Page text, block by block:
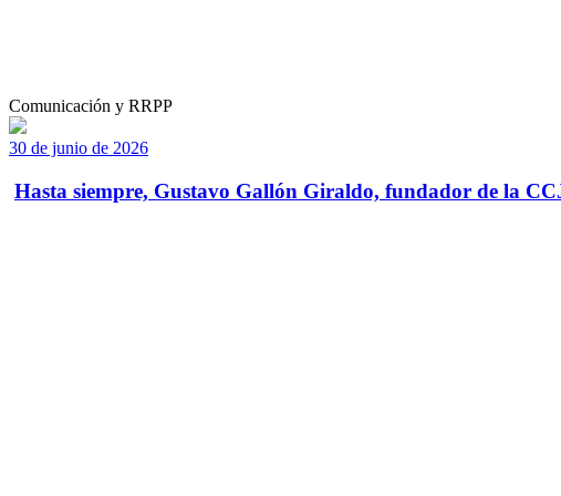
Comunicación y RRPP
30 de junio de 2026
Hasta siempre, Gustavo Gallón Giraldo, fundador de la